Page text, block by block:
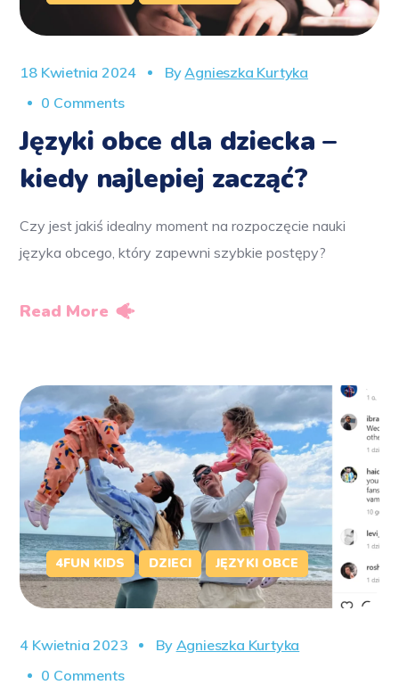
18 Kwietnia 2024 ByAgnieszka Kurtyka
0 Comments
Języki obce dla dziecka –
kiedy najlepiej zacząć?
Czy jest jakiś idealny moment na rozpoczęcie nauki
języka obcego, który zapewni szybkie postępy?
Read More
4FUN KIDS DZIECI JĘZYKI OBCE
4 Kwietnia 2023 By Agnieszka Kurtyka
0 Comments